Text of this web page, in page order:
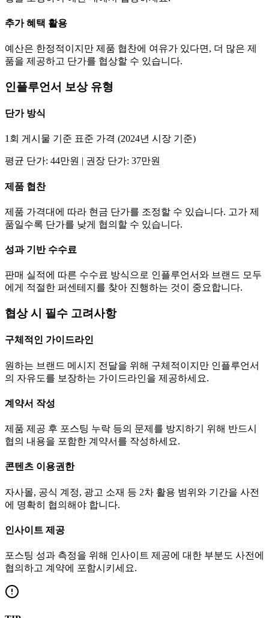
추가 혜택 활용
예산은 한정적이지만 제품 협찬에 여유가 있다면, 더 많은 제
품을 제공하고 단가를 협상할 수 있습니다.
인플루언서 보상 유형
단가방식
1회 게시물 기준 표준 가격 (2024년 시장 기준)
평균 단가: 44만원 | 권장 단가: 37만원
제품 협찬
제품 가격대에 따라 현금 단가를 조정할 수 있습니다. 고가 제
품일수록 단가를 낮게 협의할 수 있습니다.
성과 기반 수수료
판매 실적에 따른 수수료 방식으로 인플루언서와 브랜드 모두
에게 적절한 퍼센테지를 찾아 진행하는 것이 중요합니다.
협상 시 필수 고려사항
구체적인 가이드라인
원하는 브랜드 메시지 전달을 위해 구체적이지만 인플루언서
의 자유도를 보장하는 가이드라인을 제공하세요.
계약서 작성
제품 제공 후 포스팅 누락 등의 문제를 방지하기 위해 반드시
협의 내용을 포함한 계약서를 작성하세요.
콘텐츠 이용권한
자사몰, 공식 계정, 광고 소재 등 2차 활용 범위와 기간을 사전
에 명확히 협의해야 합니다.
인사이트 제공
포스팅 성과 측정을 위해 인사이트 제공에 대한 부분도 사전에
협의하고 계약에 포함시키세요.